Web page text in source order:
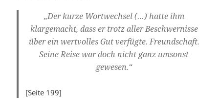
„Der kurze Wortwechsel (…) hatte ihm
klargemacht, dass er trotz aller Beschwernisse
über ein wertvolles Gut verfügte. Freundschaft.
Seine Reise war doch nicht ganz umsonst
gewesen.“
[Seite 199]